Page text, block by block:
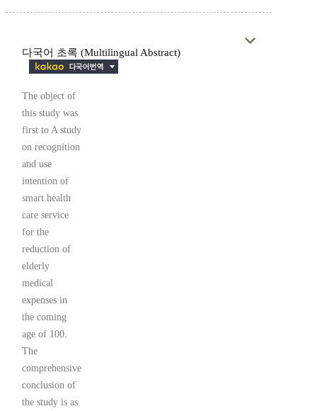
다국어 초록 (Multilingual Abstract)
The object of
this study was
first to A study
on recognition
and use
intention of
smart health
care service
for the
reduction of
elderly
medical
expenses in
the coming
age of 100.
The
comprehensive
conclusion of
the study is as